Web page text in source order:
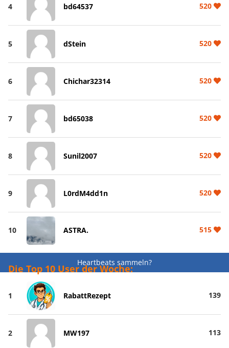
4 bd64537 520
5 dStein 520
6 Chichar32314 520
7 bd65038 520
8 Sunil2007 520
9 L0rdM4dd1n 520
10 ASTRA. 515
Heartbeats sammeln?
Die Top 10 User der Woche:
1 RabattRezept 139
2 MW197 113